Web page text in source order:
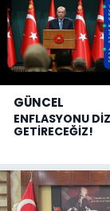
GÜNCEL
ENFLASYONU
GETİRECEĞİZ!